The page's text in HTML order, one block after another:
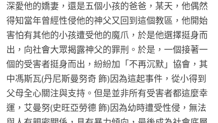
深愛他的嬌妻，還是五個小孩的爸爸，某天，他偶然
得知當年曾經性侵他的神父又回到這個教區，他開始
害怕有其他的小孩遭受他的魔爪，於是他選擇挺身而
出，向社會大眾揭露神父的罪刑。於是，一個接著一
個的受害者挺身而出，紛紛加「不再沉默」協會，其
中馮斯瓦(丹尼斯曼努奇 飾)因為這起事件，從小得到
父母全心關注與支持。但是並非所有受害者都這麼幸
運，艾曼努(史旺亞勞德 飾)因為幼時遭受性侵，無法